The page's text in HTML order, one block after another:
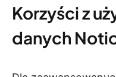
Korzyści z
danych